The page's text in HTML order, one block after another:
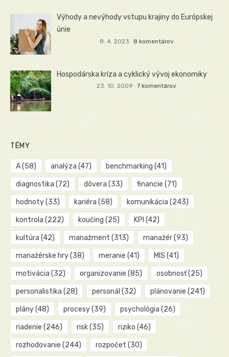
Výhody a nevýhody vstupu krajiny do Európskej
únie
8. 4. 2023 8 komentárov
Hospodárska kríza a cyklický vývoj ekonomiky
23. 10. 2009 7 komentárov
TÉMY
A(58) analýza (47) benchmarking (41)
diagnostika (72) dôvera (33) financie (71)
hodnoty(33) kariéra (58) komunikácia (243)
kontrola (222) koučing (25) KPI (42)
kultúra (42) manažment (313) manažér(93)
manažérske hry(38) meranie (41) MIS (41)
motivácia (32) organizovanie (85) osobnosť(25)
personalistika (28) personál (32) plánovanie (241)
plány(48) procesy(39) psychológia (26)
riadenie (246) risk(35) riziko (46)
rozhodovanie (244) rozpočet (30)